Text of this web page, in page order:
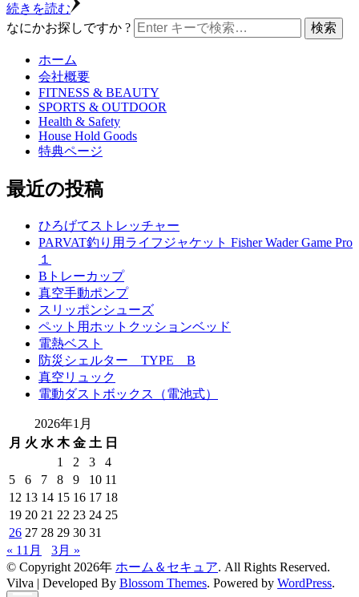
続きを読む
なにかお探しですか ?
ホーム
会社概要
FITNESS & BEAUTY
SPORTS & OUTDOOR
Health & Safety
House Hold Goods
特典ページ
最近の投稿
ひろげてストレッチャー
PARVAT釣り用ライフジャケット Fisher Wader Game Pro
１
Bトレーカップ
真空手動ポンプ
スリッポンシューズ
ペット用ホットクッションベッド
電熱ベスト
防災シェルター TYPE B
真空リュック
電動ダストボックス（電池式）
2026年1月
月 火 水 木 金 土 日
1
2 3
4
5
6 7 8 9 10 11
12 13 14 15 16 17 18
19 20 21 22 23 24 25
26 27 28 29 30 31
« 11月
3月 »
© Copyright 2026年 ホーム＆セキュア. All Rights Reserved.
Vilva | Developed By Blossom Themes. Powered by WordPress.